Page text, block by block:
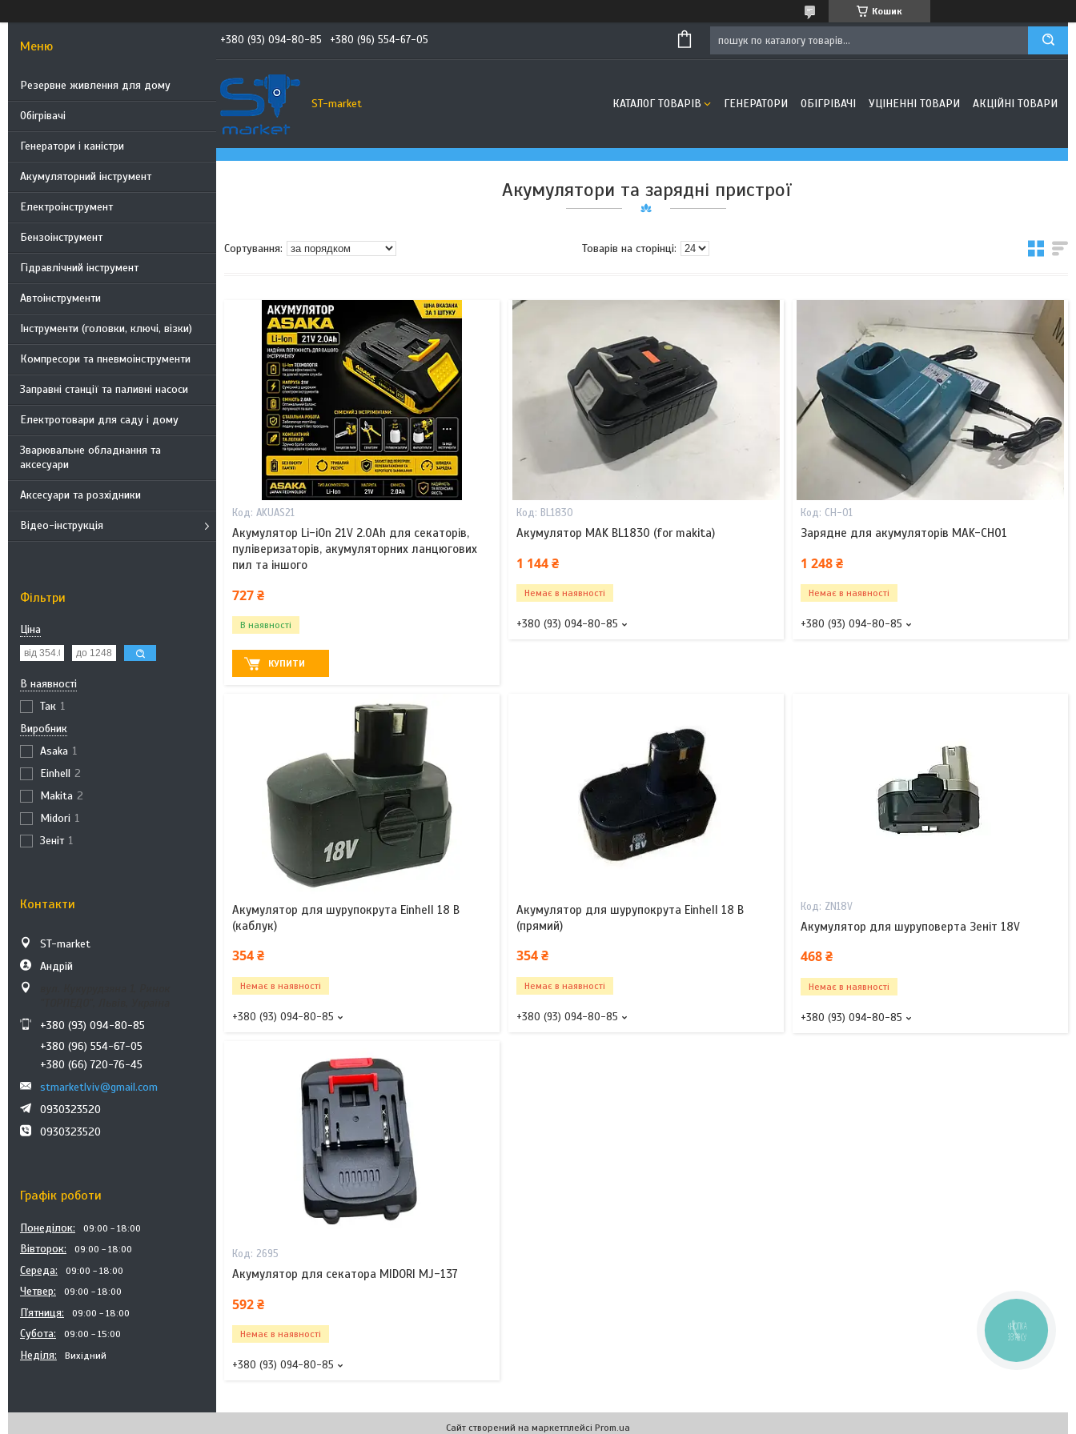
Кошик
Резервне живлення для дому
Обігрівачі
Генератори і каністри
Акумуляторний інструмент
Електроінструмент
Бензоінструмент
Гідравлічний інструмент
Автоінструменти
Інструменти (головки, ключі, візки)
Компресори та пневмоінструменти
Заправні станції та паливні насоси
Електротовари для саду і дому
Зварювальне обладнання та
аксесуари
Аксесуари та розхідники
Відео-інструкція
Фільтри
Ціна
В наявності
Так 1
Виробник
Asaka 1
Einhell 2
Makita 2
Midori 1
Зеніт 1
Контакти
ST-market
Андрій
+380 (93) 094-80-85
+380 (96) 554-67-05
+380 (66) 720-76-45
stmarketlviv@gmail.com
0930323520
0930323520
Графік роботи
Понеділок 09:00 18:00
Вівторок 09:00 18:00
Середа 09:00 18:00
Четвер 09:00 18:00
Пʼятниця 09:00 18:00
Субота 09:00 15:00
Неділя Вихідний
+380 (93) 094-80-85 +380 (96) 554-67-05
ST-market КАТАЛОГ ТОВАРІВ ГЕНЕРАТОРИ ОБІГРІВАЧІ УЦІНЕННІ ТОВАРИ АКЦІЙНІ ТОВАРИ
Акумулятори та зарядні пристрої
AKUAS21
Акумулятор Li-iOn 21V 2.0Ah для секаторів,
пуліверизаторів, акумуляторних ланцюгових
пил та іншого
727 ₴
В наявності
КУПИТИ
BL1830
Акумулятор MAK BL1830 (for makita)
1 144 ₴
Немає в наявності
+380 (93) 094-80-85
CH-01
Зарядне для акумуляторів MAK-CH01
1 248 ₴
Немає в наявності
+380 (93) 094-80-85
Акумулятор для шурупокрута Einhell 18 В
(каблук)
354 ₴
Немає в наявності
+380 (93) 094-80-85
Акумулятор для шурупокрута Einhell 18 В
(прямий)
354 ₴
Немає в наявності
+380 (93) 094-80-85
ZN18V
Акумулятор для шуруповерта Зеніт 18V
468 ₴
Немає в наявності
+380 (93) 094-80-85
2695
Акумулятор для секатора MIDORI MJ-137
592 ₴
Немає в наявності
+380 (93) 094-80-85
Сайт створений на маркетплейсі Prom.ua
КНОПКА
ЗВ'ЯЗКУ